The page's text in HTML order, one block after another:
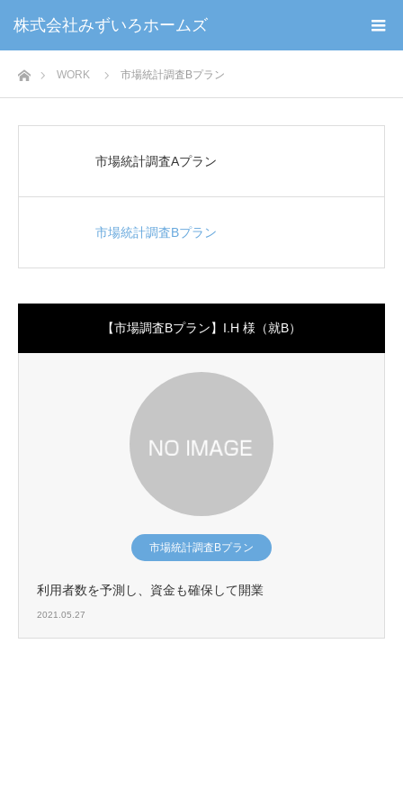
株式会社みずいろホームズ
ホームWORK 市場統計調査Bプラン
市場統計調査Aプラン
市場統計調査Bプラン
【市場調査Bプラン】I.H 様（就B）
市場統計調査Bプラン
利用者数を予測し、資金も確保して開業
2021.05.27